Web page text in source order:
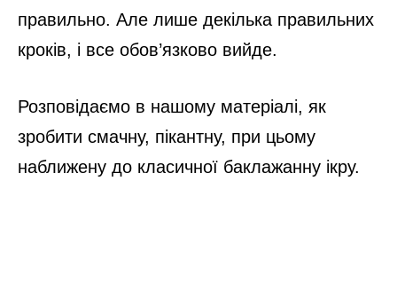
правильно. Але лише декілька правильних
кроків, і все обов’язково вийде.
Розповідаємо в нашому матеріалі, як
зробити смачну, пікантну, при цьому
наближену до класичної баклажанну ікру.